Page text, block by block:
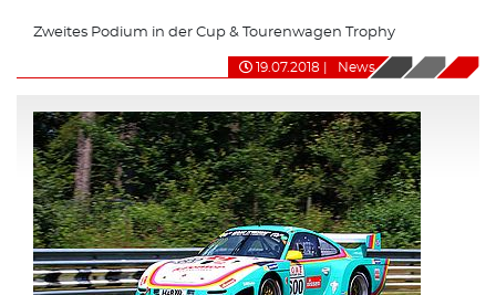
Zweites Podium in der Cup & Tourenwagen Trophy
19.07.2018 News